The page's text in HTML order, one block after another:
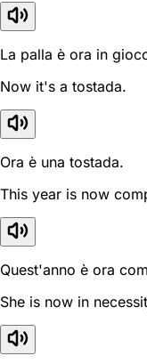
La palla è ora in
Now it's a tostada.
Ora è una tostada.
This year is now
Quest'anno è ora
She is now in